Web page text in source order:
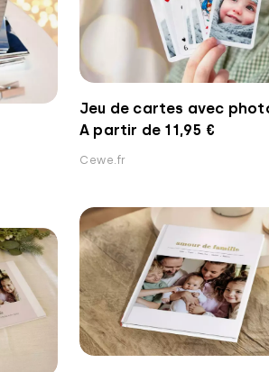
Jeu de cartes avec
A partir de 11,95 €
Cewe.fr